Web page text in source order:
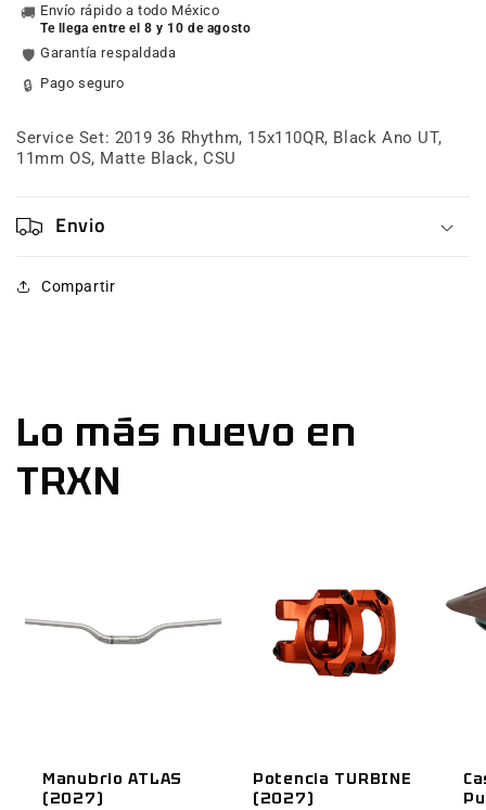
36
Rhythm,
15x110QR,
Black
UT,
11mm
Black,
CSU
36
Rhythm,
15x110QR,
UT,
11mm
🚚 Envío rápido a todo México
Te llega entre el 8 y 10 de agosto
🛡️ Garantía respaldada
🔒 Pago seguro
Service Set: 2019 36 Rhythm, 15x110QR, Black Ano UT,
11mm OS, Matte Black, CSU
Envio
Compartir
Lo más nuevo en
TRXN
Manubrio ATLAS
(2027)
Potencia TURBINE
(2027)